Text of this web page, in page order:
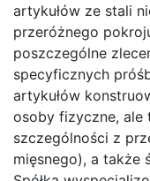
artykułów ze stali
przeróżnego
poszczególne
specyficznych
artykułów
osoby fizyczne, ale
szczególności z
mięsnego), a także